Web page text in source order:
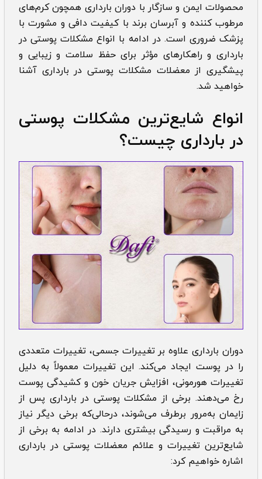
محصولات ایمن و سازگار با دوران بارداری همچون کرم‌های
مرطوب کننده و آبرسان برند با کیفیت دافی و مشورت با
پزشک ضروری است. در ادامه با انواع مشکلات پوستی در
بارداری و راهکارهای مؤثر برای حفظ سلامت و زیبایی و
پیشگیری از معضلات مشکلات پوستی در بارداری آشنا
خواهید شد.
انواع شایع‌‌‌ترین مشکلات پوستی
در بارداری چیست؟
دوران بارداری علاوه بر تغییرات جسمی، تغییرات متعددی
را در پوست ایجاد می‌کند. این تغییرات معمولاً به دلیل
تغییرات هورمونی، افزایش جریان خون و کشیدگی پوست
رخ می‌دهند. برخی از ‌‌‌مشکلات پوستی در بارداری پس از
زایمان به‌مرور برطرف می‌شوند، درحالی‌که برخی دیگر نیاز
به مراقبت و رسیدگی بیشتری دارند. در ادامه به برخی از
شایع‌ترین تغییرات و علائم معضلات پوستی در بارداری
اشاره خواهیم کرد: